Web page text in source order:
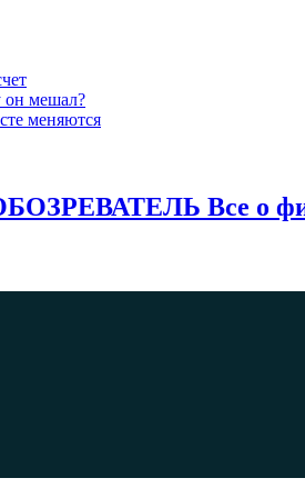
он мешал?
меняются
Все о